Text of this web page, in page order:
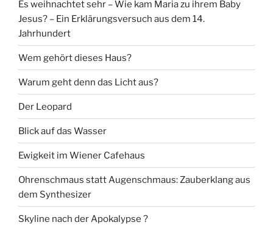
Es weihnachtet sehr – Wie kam Maria zu ihrem Baby
Jesus? – Ein Erklärungsversuch aus dem 14.
Jahrhundert
Wem gehört dieses Haus?
Warum geht denn das Licht aus?
Der Leopard
Blick auf das Wasser
Ewigkeit im Wiener Cafehaus
Ohrenschmaus statt Augenschmaus: Zauberklang aus
dem Synthesizer
Skyline nach der Apokalypse ?